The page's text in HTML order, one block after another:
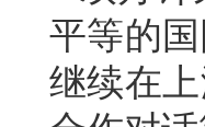
平等的
继续在